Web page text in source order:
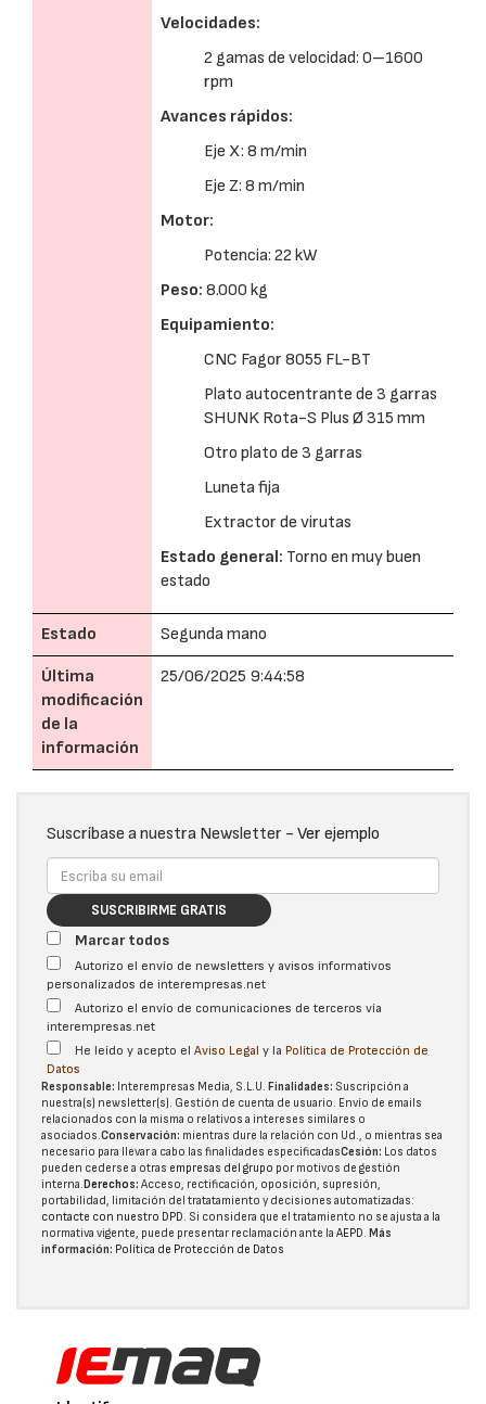
Velocidades:
2 gamas de velocidad: 0–1600
rpm
Avances rápidos:
Eje X: 8 m/min
Eje Z: 8 m/min
Motor:
Potencia: 22 kW
Peso: 8.000 kg
Equipamiento:
CNC Fagor 8055 FL-BT
Plato autocentrante de 3 garras
SHUNK Rota-S Plus Ø 315 mm
Otro plato de 3 garras
Luneta fija
Extractor de virutas
Estado general: Torno en muy buen
estado
Estado Segunda mano
Última
modificación
de la
información
25/06/2025 9:44:58
Suscríbase a nuestra Newsletter - Ver ejemplo
SUSCRIBIRME GRATIS
Marcar todos
Autorizo el envío de newsletters y avisos informativos
personalizados de interempresas.net
Autorizo el envío de comunicaciones de terceros vía
interempresas.net
He leído y acepto el Aviso Legal y la Política de Protección de
Datos
Responsable: Interempresas Media, S.L.U. Finalidades: Suscripción a
nuestra(s) newsletter(s). Gestión de cuenta de usuario. Envío de emails
relacionados con la misma o relativos a intereses similares o
asociados.Conservación: mientras dure la relación con Ud., o mientras sea
necesario para llevar a cabo las finalidades especificadasCesión: Los datos
pueden cederse a otras empresas del grupo por motivos de gestión
interna.Derechos: Acceso, rectificación, oposición, supresión,
portabilidad, limitación del tratatamiento y decisiones automatizadas:
contacte con nuestro DPD. Si considera que el tratamiento no se ajusta a la
normativa vigente, puede presentar reclamación ante la AEPD. Más
información: Política de Protección de Datos